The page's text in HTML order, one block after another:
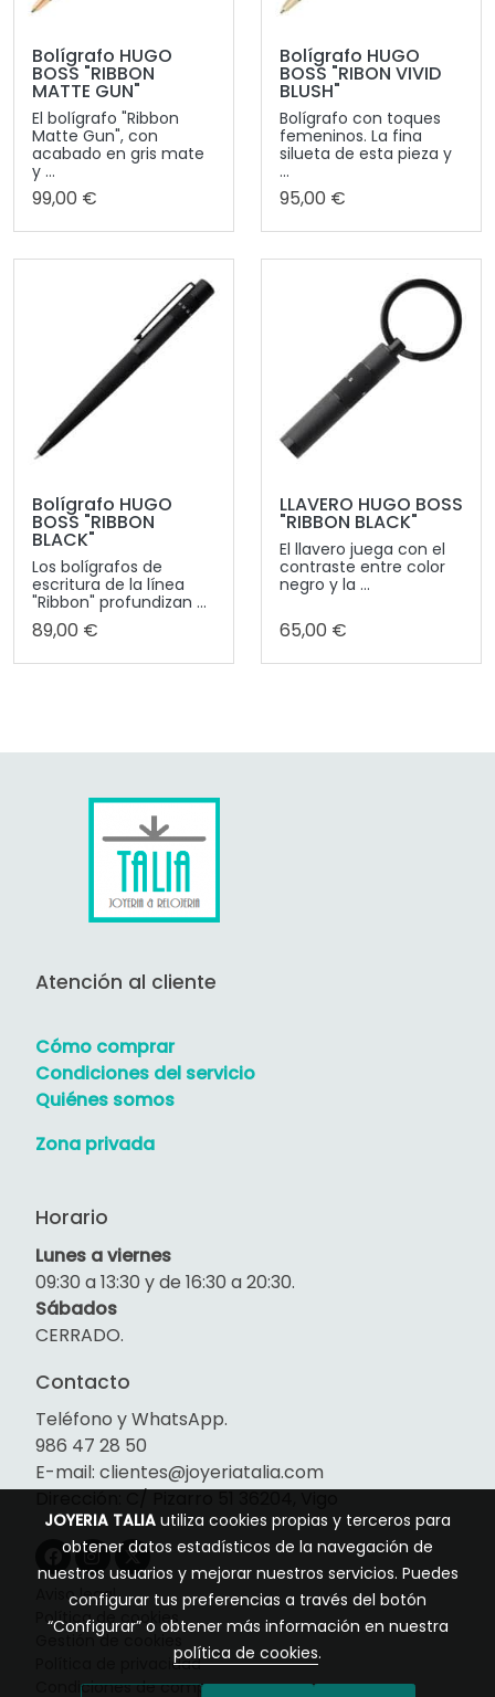
Bolígrafo HUGO
BOSS "RIBBON
MATTE GUN"
El bolígrafo "Ribbon
Matte Gun", con
acabado en gris mate
y ...
99,00 €
Bolígrafo HUGO
BOSS "RIBON VIVID
BLUSH"
Bolígrafo con toques
femeninos. La fina
silueta de esta pieza y
...
95,00 €
Bolígrafo HUGO
BOSS "RIBBON
BLACK"
Los bolígrafos de
escritura de la línea
"Ribbon" profundizan ...
89,00 €
LLAVERO HUGO BOSS
"RIBBON BLACK"
El llavero juega con el
contraste entre color
negro y la ...
65,00 €
Atención al cliente
Cómo comprar
Condiciones del servicio
Quiénes somos
Zona privada
Horario
Lunes a viernes
09:30 a 13:30 y de 16:30 a 20:30.
Sábados
CERRADO.
Contacto
Teléfono y WhatsApp.
986 47 28 50
E-mail: clientes@joyeriatalia.com
Aviso legal
Política de cookies
Gestión de cookies
Política de privacidad
Condiciones de compra
JOYERIA TALIA utiliza cookies propias y terceros para
obtener datos estadísticos de la navegación de
nuestros usuarios y mejorar nuestros servicios. Puedes
configurar tus preferencias a través del botón
“Configurar” o obtener más información en nuestra
política de cookies.